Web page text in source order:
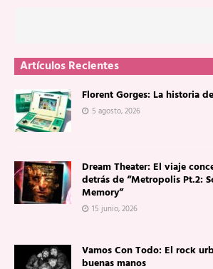
Artículos Recientes
Florent Gorges: La historia
5 agosto, 2026
Dream Theater: El viaje
detrás de “Metropolis Pt.2:
Memory”
15 junio, 2026
Vamos Con Todo: El rock
buenas manos